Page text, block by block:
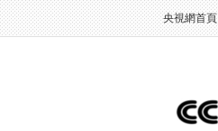
央視網首頁